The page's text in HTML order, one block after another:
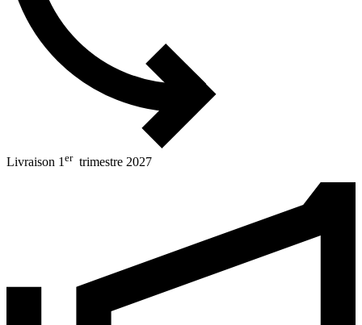
Livraison 1 ertrimestre 2027